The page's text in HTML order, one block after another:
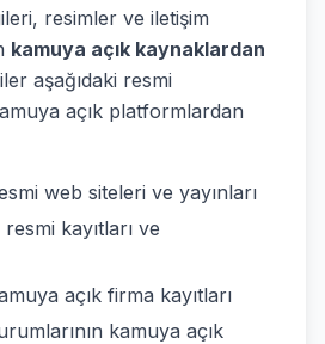
resimler ve iletişim
kamuya açık kaynaklardan
aşağıdaki resmi
açık platformlardan
web siteleri ve yayınları
kayıtları ve
açık firma kayıtları
kamuya açık